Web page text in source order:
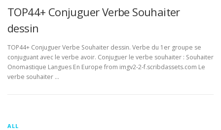
TOP44+ Conjuguer Verbe Souhaiter
dessin
TOP44+ Conjuguer Verbe Souhaiter dessin. Verbe du 1er groupe se
conjuguant avec le verbe avoir. Conjuguer le verbe souhaiter : Souhaiter
Onomastique Langues En Europe from imgv2-2-f.scribdassets.com Le
verbe souhaiter …
ALL